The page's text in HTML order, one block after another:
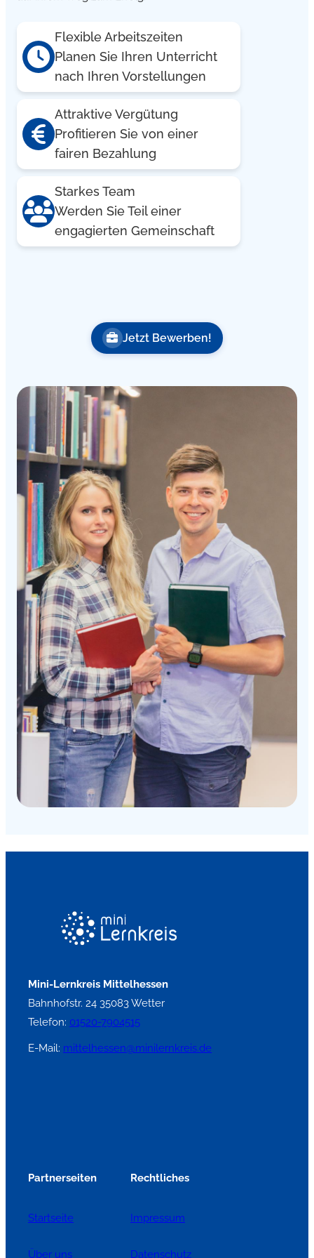
Flexible Arbeitszeiten
Planen Sie Ihren Unterricht
nach Ihren Vorstellungen
Attraktive Vergütung
Profitieren Sie von einer
fairen Bezahlung
Starkes Team
Werden Sie Teil einer
engagierten Gemeinschaft
Jetzt Bewerben!
Mini-Lernkreis Mittelhessen
Bahnhofstr. 24 35083 Wetter
Telefon: 01520-7904515
E-Mail: mittelhessen@minilernkreis.de
Partnerseiten
Startseite
Über uns
Rechtliches
Impressum
Datenschutz